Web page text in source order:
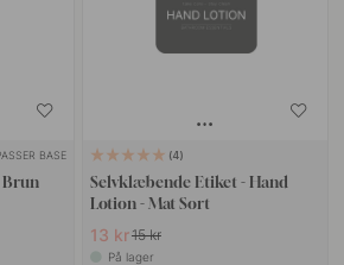
BASE
Brun
4
Selvklæbende Etiket - Hand
Lotion - Mat Sort
13 kr15 kr
På lager